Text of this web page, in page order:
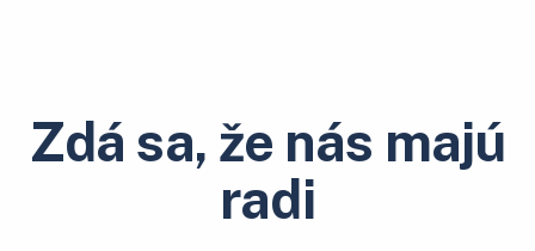
Zdá sa, že nás majú
radi